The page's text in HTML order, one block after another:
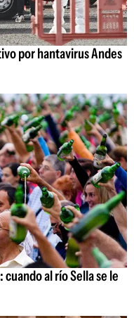
por hantavirus Andes
al río Sella se le